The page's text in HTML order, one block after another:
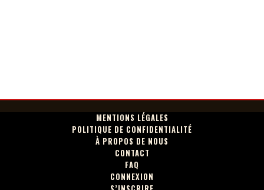
MENTIONS LÉGALES
POLITIQUE DE CONFIDENTIALITÉ
À PROPOS DE NOUS
CONTACT
FAQ
CONNEXION